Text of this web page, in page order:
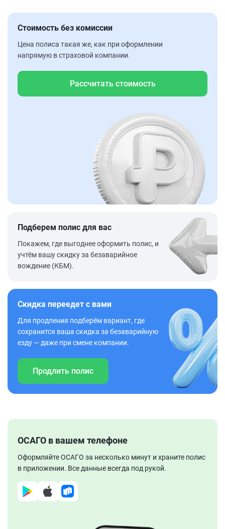
Стоимость без комиссии
Цена полиса такая же, как при оформлении
напрямую в страховой компании.
Рассчитать стоимость
Подберем полис для вас
Покажем, где выгоднее оформить полис, и
учтём вашу скидку за безаварийное
вождение (КБМ).
Скидка переедет с вами
Для продления подберём вариант, где
сохранится ваша скидка за безаварийную
езду — даже при смене компании.
Продлить полис
ОСАГО в вашем телефоне
Оформляйте ОСАГО за несколько минут и храните полис
в приложении. Все данные всегда под рукой.